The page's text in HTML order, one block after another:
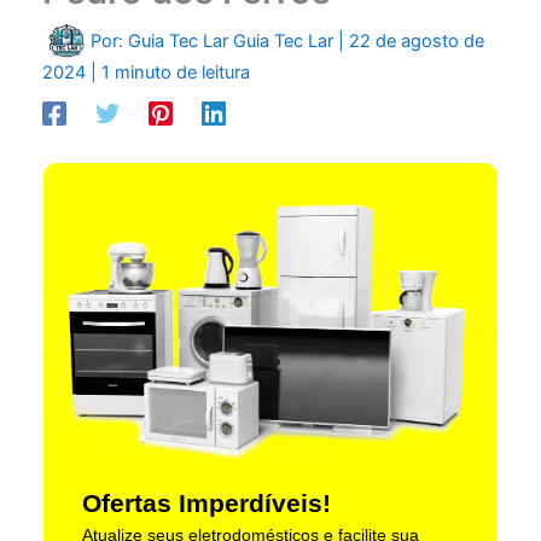
Por: Guia Tec Lar Guia Tec Lar
22 de agosto de
2024
1 minuto de leitura
Ofertas Imperdíveis!
Atualize seus eletrodomésticos e facilite sua